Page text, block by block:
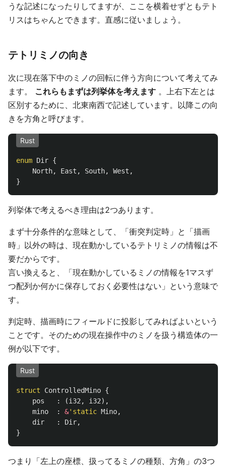
うな記述になったりしてますが、ここを横着せずともテト
リスはちゃんとできます。直感に従いましょう。
テトリミノの向き
次に現在落下中のミノの回転に伴う方向について考えてみ
ます。 これらもまずは列挙体を考えます 。上右下左とは
区別するために、北東南西で記述しています。以降この向
きを方角と呼びます。
Rust
enum Dir {
North, East , South, West ,
}
列挙体で考えるべき理由は2つあります。
まず十分条件的な意味として、「衝突判定時」と「描画
時」以外の時は、現在動かしているテトリミノの情報は不
要だからです。
言い換えると、「現在動かしているミノの情報を1マスず
つ配列か何かに保存しておく必要性はない」という意味で
す。
判定時、描画時にフィールドに投影してみればよいという
ことです。そのための現在操作中のミノを扱う構造体の一
例が以下です。
Rust
struct ControlledMino {
pos
: (i32 , i32),
mino
: &'static Mino,
dir
: Dir,
}
つまり「左上の座標、扱ってるミノの種類、方角」の3つ